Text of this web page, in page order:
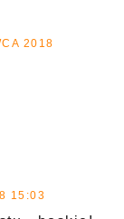
2018
15:03